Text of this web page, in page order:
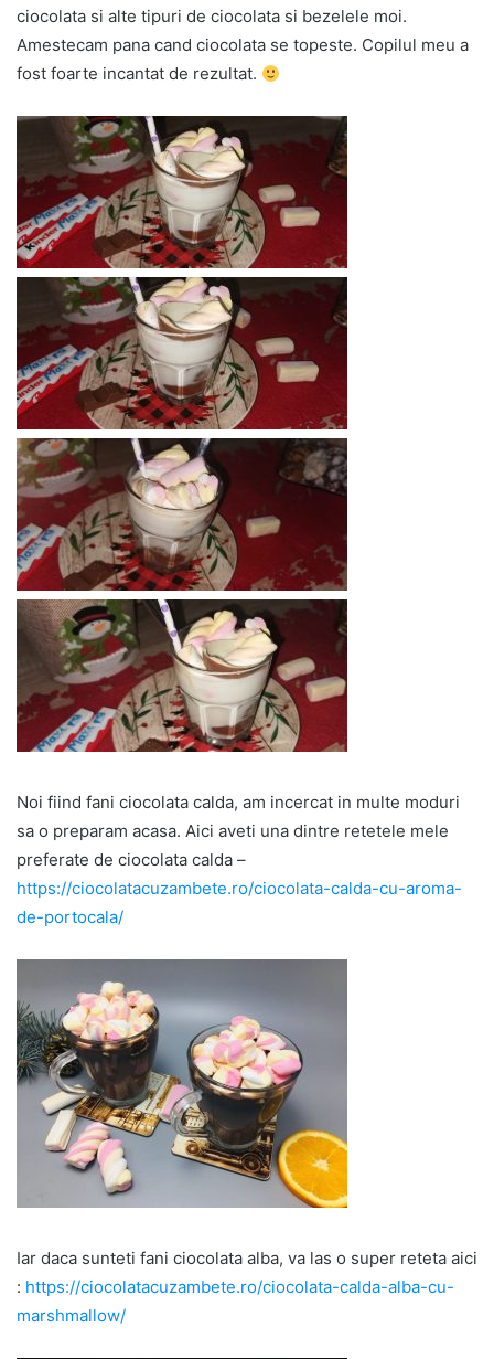
ciocolata si alte tipuri de ciocolata si bezelele moi.
Amestecam pana cand ciocolata se topeste. Copilul meu a
fost foarte incantat de rezultat.
Noi fiind fani ciocolata calda, am incercat in multe moduri
sa o preparam acasa. Aici aveti una dintre retetele mele
preferate de ciocolata calda –
https://ciocolatacuzambete.ro/ciocolata-calda-cu-aroma-
de-portocala/
Iar daca sunteti fani ciocolata alba, va las o super reteta aici
: https://ciocolatacuzambete.ro/ciocolata-calda-alba-cu-
marshmallow/